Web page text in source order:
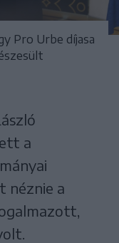
Pro Urbe díjasa
a
néznie a